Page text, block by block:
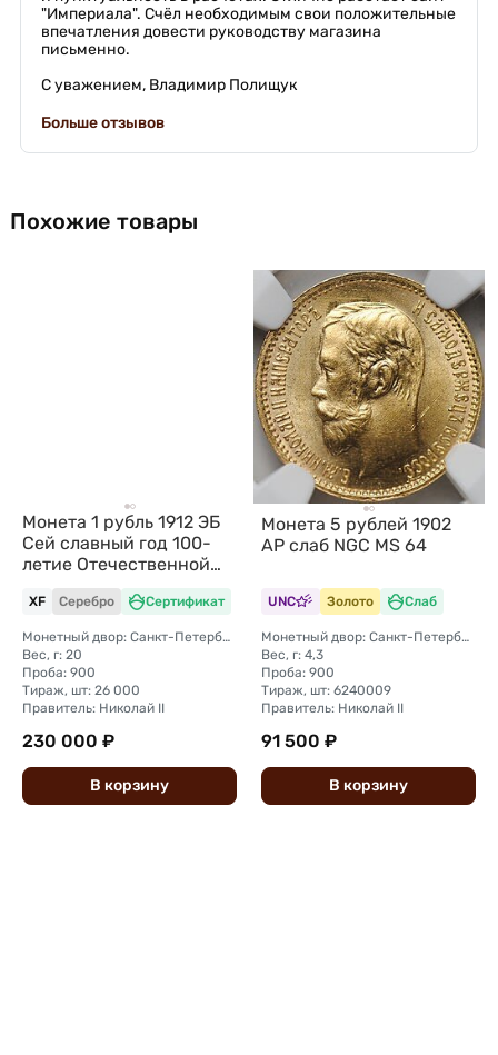
"Империала". Счёл необходимым свои положительные
впечатления довести руководству магазина
письменно.
С уважением, Владимир Полищук
Больше отзывов
Похожие товары
Монета 1 рубль 1912 ЭБ
Сей славный год 100-
летие Отечественной
войны 1812
XF Серебро Сертификат
Монетный двор: Санкт-Петербургский монетный двор
Вес, г: 20
Проба: 900
Тираж, шт: 26 000
Правитель: Николай II
230 000 ₽
В корзину
Монета 5 рублей 1902
АР слаб NGC MS 64
UNC Золото Слаб
Монетный двор: Санкт-Петербургский монетный двор
Вес, г: 4,3
Проба: 900
Тираж, шт: 6240009
Правитель: Николай II
91 500 ₽
В корзину